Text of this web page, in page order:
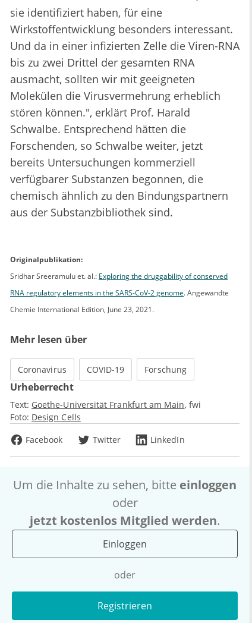
sie identifiziert haben, für eine
Wirkstoffentwicklung besonders interessant.
Und da in einer infizierten Zelle die Viren-RNA
bis zu zwei Drittel der gesamten RNA
ausmacht, sollten wir mit geeigneten
Molekülen die Virusvermehrung erheblich
stören können.", erklärt Prof. Harald
Schwalbe. Entsprechend hätten die
Forschenden, so Schwalbe weiter, jetzt
bereits Untersuchungen kommerziell
verfügbarer Substanzen begonnen, die
chemisch ähnlich zu den Bindungspartnern
aus der Substanzbibliothek sind.
Originalpublikation:
Sridhar Sreeramulu et. al.: Exploring the druggability of conserved
RNA regulatory elements in the SARS-CoV-2 genome. Angewandte
Chemie International Edition, June 23, 2021.
Mehr lesen über
Coronavirus COVID-19 Forschung
Urheberrecht
Text: Goethe-Universität Frankfurt am Main fwi
Foto: Design Cells
Facebook
Twitter LinkedIn
Um die Inhalte zu sehen, bitte einloggen
oder
jetzt kostenlos Mitglied werden.
Einloggen
oder
Registrieren